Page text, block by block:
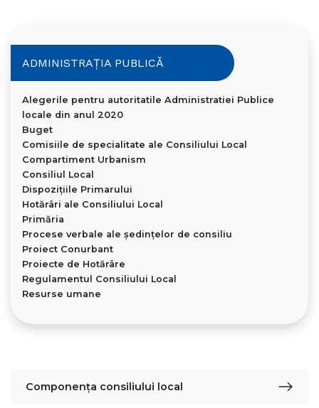
ADMINISTRAȚIA PUBLICĂ
Alegerile pentru autoritatile Administratiei Publice
locale din anul 2020
Buget
Comisiile de specialitate ale Consiliului Local
Compartiment Urbanism
Consiliul Local
Dispoziţiile Primarului
Hotărâri ale Consiliului Local
Primăria
Procese verbale ale ședințelor de consiliu
Proiect Conurbant
Proiecte de Hotărâre
Regulamentul Consiliului Local
Resurse umane
Componența consiliului local